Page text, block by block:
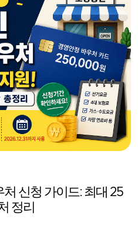
신청 가이드: 최대 25
정리